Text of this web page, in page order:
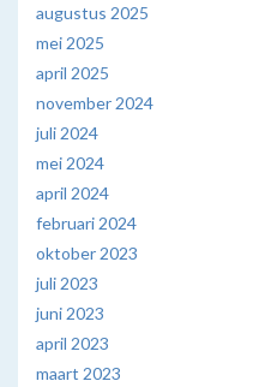
augustus 2025
mei 2025
april 2025
november 2024
juli 2024
mei 2024
april 2024
februari 2024
oktober 2023
juli 2023
juni 2023
april 2023
maart 2023